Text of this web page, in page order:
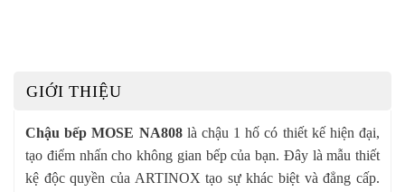
GIỚI THIỆU
Chậu bếp MOSE NA808 là chậu 1 hố có thiết kế hiện đại,
tạo điểm nhấn cho không gian bếp của bạn. Đây là mẫu thiết
kệ độc quyền của ARTINOX tạo sự khác biệt và đẳng cấp.